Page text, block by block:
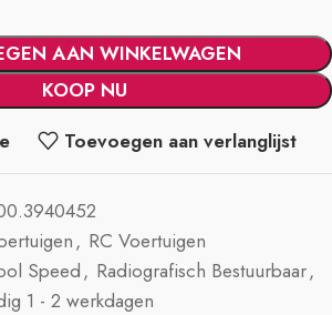
AAN WINKELWAGEN
KOOP NU
Toevoegen aan verlanglijst
, RC Voertuigen
Speed, Radiografisch Bestuurbaar,
1 - 2 werkdagen